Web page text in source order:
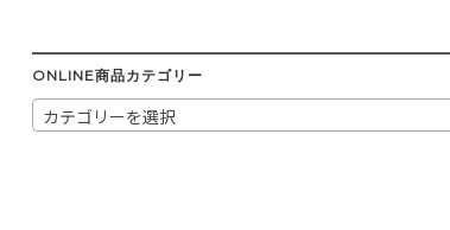
ONLINE商品カテゴリー
カテゴリーを選択